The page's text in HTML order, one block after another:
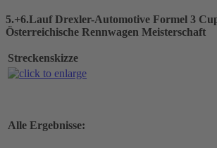
5.+6.Lauf Drexler-Automotive Formel 3
Österreichische Rennwagen Meisterschaft
Streckenskizze
Alle Ergebnisse: